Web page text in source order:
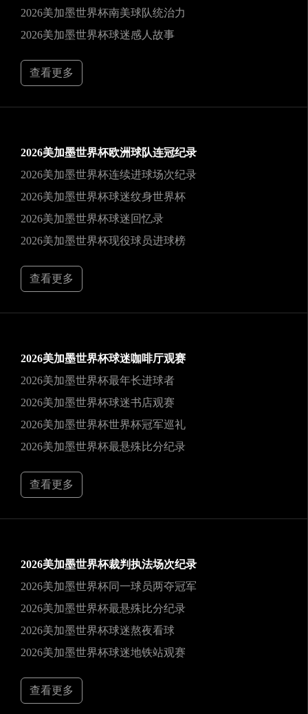
2026美加墨世界杯南美球队统治力
2026美加墨世界杯球迷感人故事
查看更多
2026美加墨世界杯欧洲球队连冠纪录
2026美加墨世界杯连续进球场次纪录
2026美加墨世界杯球迷纹身世界杯
2026美加墨世界杯球迷回忆录
2026美加墨世界杯现役球员进球榜
查看更多
2026美加墨世界杯球迷咖啡厅观赛
2026美加墨世界杯最年长进球者
2026美加墨世界杯球迷书店观赛
2026美加墨世界杯世界杯冠军巡礼
2026美加墨世界杯最悬殊比分纪录
查看更多
2026美加墨世界杯裁判执法场次纪录
2026美加墨世界杯同一球员两夺冠军
2026美加墨世界杯最悬殊比分纪录
2026美加墨世界杯球迷熬夜看球
2026美加墨世界杯球迷地铁站观赛
查看更多